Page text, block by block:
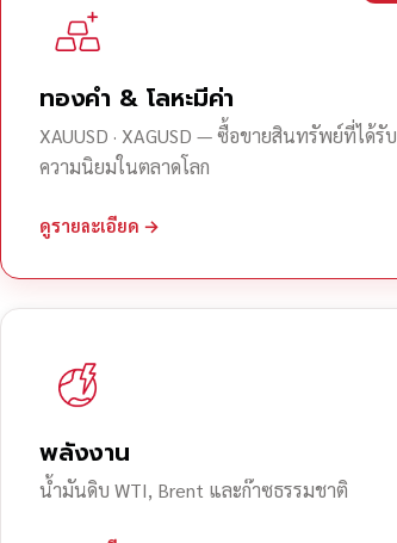
ทองคำ & โลหะมีค่า
XAUUSD · XAGUSD — ซื้อขายสินทรัพย์ที่ได้รับ
ความนิยมในตลาดโลก
ดูรายละเอียด →
พลังงาน
น้ำมันดิบ WTI, Brent และก๊าซธรรมชาติ